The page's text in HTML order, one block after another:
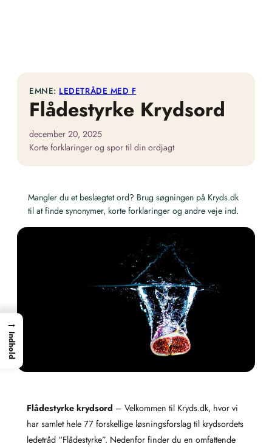
EMNE: LEDETRÅDE MED F
Flådestyrke Krydsord
december 20, 2025
Korte forklaringer og spor til din ordjagt
Mangler du et beslægtet ord? Brug søgningen på Kryds.dk
til at finde synonymer, korte forklaringer og andre veje ind.
Flådestyrke krydsord – Velkommen til Kryds.dk, hvor vi
har samlet hele 77 forskellige løsningsforslag til krydsordets
ledetråd “Flådestyrke”. Nedenfor finder du en omfattende
→
Indhold